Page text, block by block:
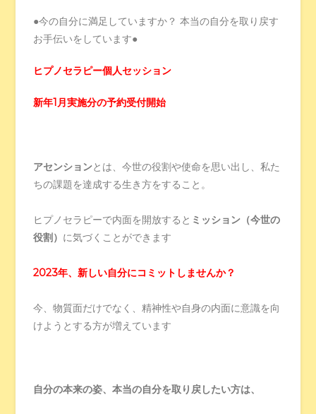
●今の自分に満足していますか？ 本当の自分を取り戻す
お手伝いをしています●
ヒプノセラピー個人セッション
新年1月実施分の予約受付開始
アセンションとは、今世の役割や使命を思い出し、私た
ちの課題を達成する生き方をすること。
ヒプノセラピーで内面を開放すると ミッション（今世の
役割） に気づくことができます
2023年、新しい自分にコミットしませんか？
今、物質面だけでなく、精神性や自身の内面に意識を向
けようとする方が増えています
自分の本来の姿、本当の自分を取り戻したい方は、